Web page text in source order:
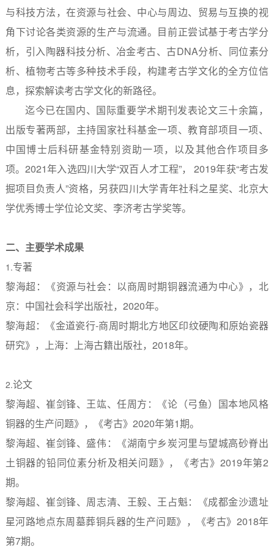
与科技方法，在资源与社会、中心与周边、贸易与互换的视
角下讨论各类资源的生产与流通。目前正尝试基于考古学分
析，引入陶器科技分析、冶金考古、古DNA分析、同位素分
析、植物考古等多种技术手段，构建考古学文化的全方位信
息，探索解读考古学文化的新路径。
迄今已在国内、国际重要学术期刊发表论文三十余篇，
出版专著两部，主持国家社科基金一项、教育部项目一项、
中国博士后科研基金特别资助一项，以及其他合作项目多
项。2021年入选四川大学“双百人才工程”， 2019年获“考古发
掘项目负责人”资格，另获四川大学青年社科之星奖、北京大
学优秀博士学位论文奖、李济考古学奖等。
二、主要学术成果
1.专著
黎海超：《资源与社会：以商周时期铜器流通为中心》，北
京：中国社会科学出版社， 2020年。
黎海超：《金道瓷行-商周时期北方地区印纹硬陶和原始瓷器
研究》，上海：上海古籍出版社， 2018年。
2.论文
黎海超、崔剑锋、王竑、任周方：《论（弓鱼）国本地风格
铜器的生产问题》，《考古》 2020年第1期。
黎海超、崔剑锋、盛伟：《湖南宁乡炭河里与望城高砂脊出
土铜器的铅同位素分析及相关问题》，《考古》 2019年第2
期。
黎海超、崔剑锋、周志清、王毅、王占魁：《成都金沙遗址
星河路地点东周墓葬铜兵器的生产问题》，《考古》 2018年
第7期。